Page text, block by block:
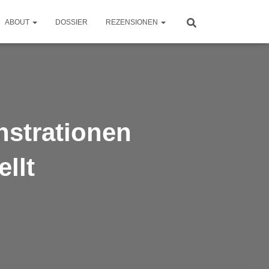
ABOUT DOSSIER REZENSIONEN